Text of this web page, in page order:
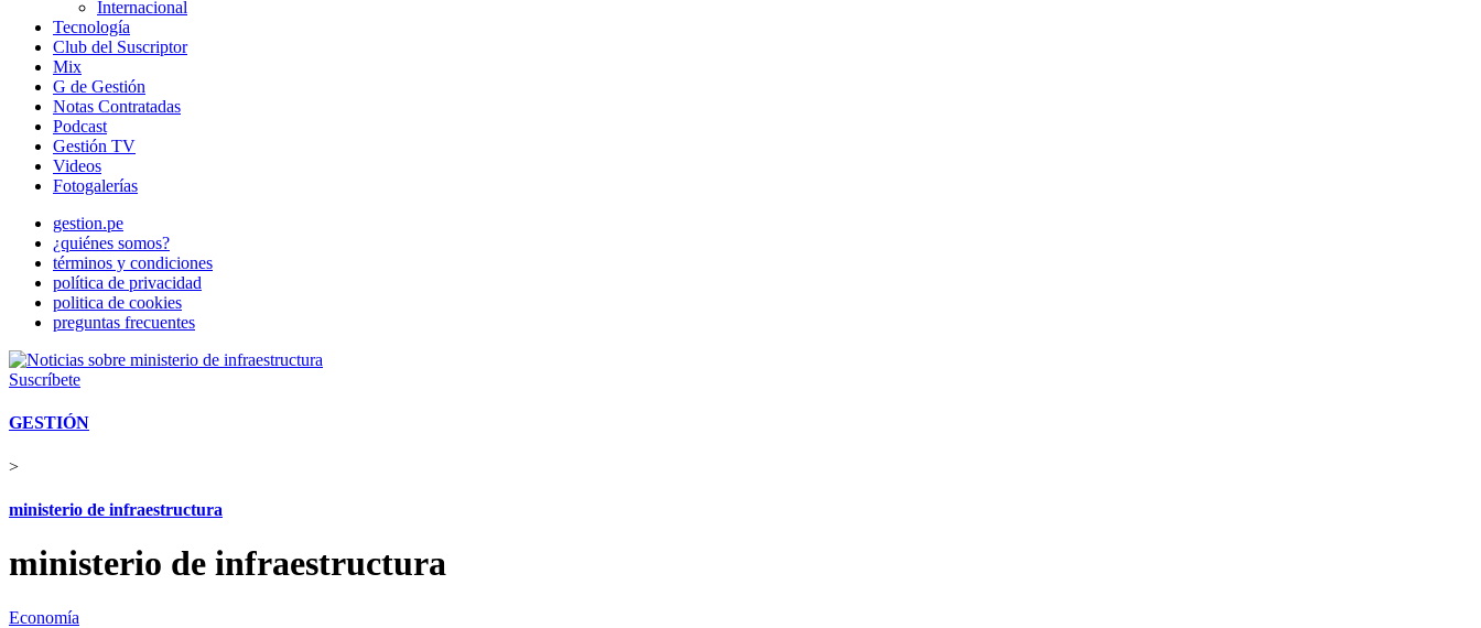
Internacional
Tecnología
Club del Suscriptor
Mix
G de Gestión
Notas Contratadas
Podcast
Gestión TV
Videos
Fotogalerías
gestion.pe
¿quiénes somos?
términos y condiciones
política de privacidad
politica de cookies
preguntas frecuentes
Suscríbete
GESTIÓN
>
ministerio de infraestructura
ministerio de infraestructura
Economía